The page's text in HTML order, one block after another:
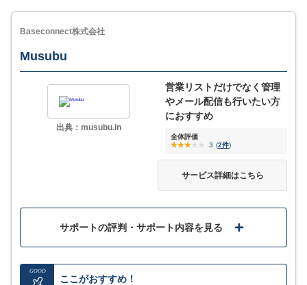
Baseconnect株式会社
Musubu
出典：musubu.in
営業リストだけでなく管理
やメール配信も行いたい方
におすすめ
全体評価
3 (2件)
サービス詳細はこちら
サポートの評判・サポート内容を見る
GOOD
ここがおすすめ！